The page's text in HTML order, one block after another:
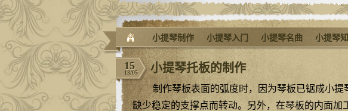
小提琴制作 小提琴入门 小提琴名曲 小提琴
小提琴托板的制作
制作琴板表面的弧度时，因为琴板已锯成小
缺少稳定的支撑点而转动。另外，在琴板的内面
15
13/05